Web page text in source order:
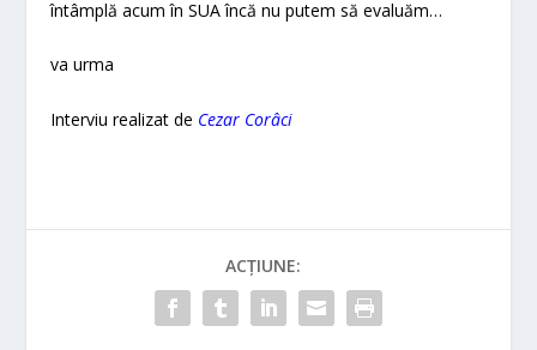
întâmplă acum în SUA încă nu putem să evaluăm…
va urma
Interviu realizat de Cezar Corâci
ACȚIUNE: